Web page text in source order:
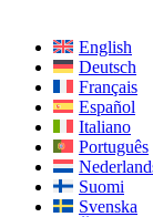
English
Deutsch
Français
Español
Italiano
Português
Suomi
Svenska